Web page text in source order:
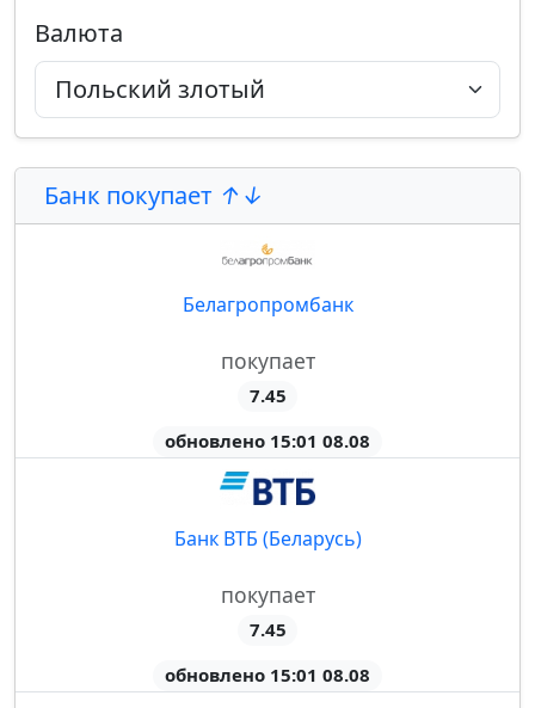
Валюта
Банк покупает
Белагропромбанк
покупает
7.45
обновлено 15:01 08.08
Банк ВТБ (Беларусь)
покупает
7.45
обновлено 15:01 08.08